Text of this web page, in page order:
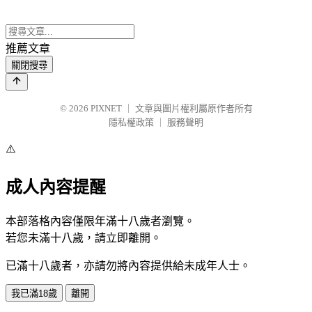
推薦文章
關閉搜尋
© 2026 PIXNET
文章與圖片權利屬原作者所有
隱私權政策
服務聲明
⚠️
成人內容提醒
本部落格內容僅限年滿十八歲者瀏覽。
若您未滿十八歲，請立即離開。
已滿十八歲者，亦請勿將內容提供給未成年人士。
我已滿18歲 離開